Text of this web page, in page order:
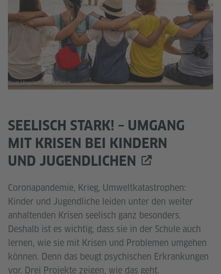
SEELISCH STARK! – UMGANG
MIT KRISEN BEI KINDERN
UND JUGENDLICHEN
Coronapandemie, Krieg, Umweltkatastrophen:
Kinder und Jugendliche leiden unter den weiter
anhaltenden Krisen seelisch ganz besonders.
Deshalb ist es wichtig, dass sie in der Schule auch
lernen, wie sie mit Krisen und Problemen umgehen
können. Denn das beugt psychischen Erkrankungen
vor. Drei Projekte zeigen, wie das geht.
© Unsplash / Duy Pham